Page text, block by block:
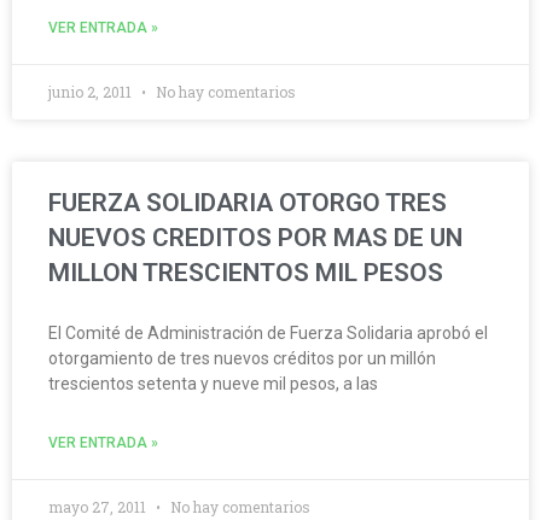
VER ENTRADA »
junio 2, 2011 No hay comentarios
FUERZA SOLIDARIA OTORGO TRES
NUEVOS CREDITOS POR MAS DE UN
MILLON TRESCIENTOS MIL PESOS
El Comité de Administración de Fuerza Solidaria aprobó el
otorgamiento de tres nuevos créditos por un millón
trescientos setenta y nueve mil pesos, a las
VER ENTRADA »
mayo 27, 2011 No hay comentarios